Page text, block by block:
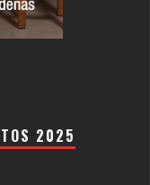
2025